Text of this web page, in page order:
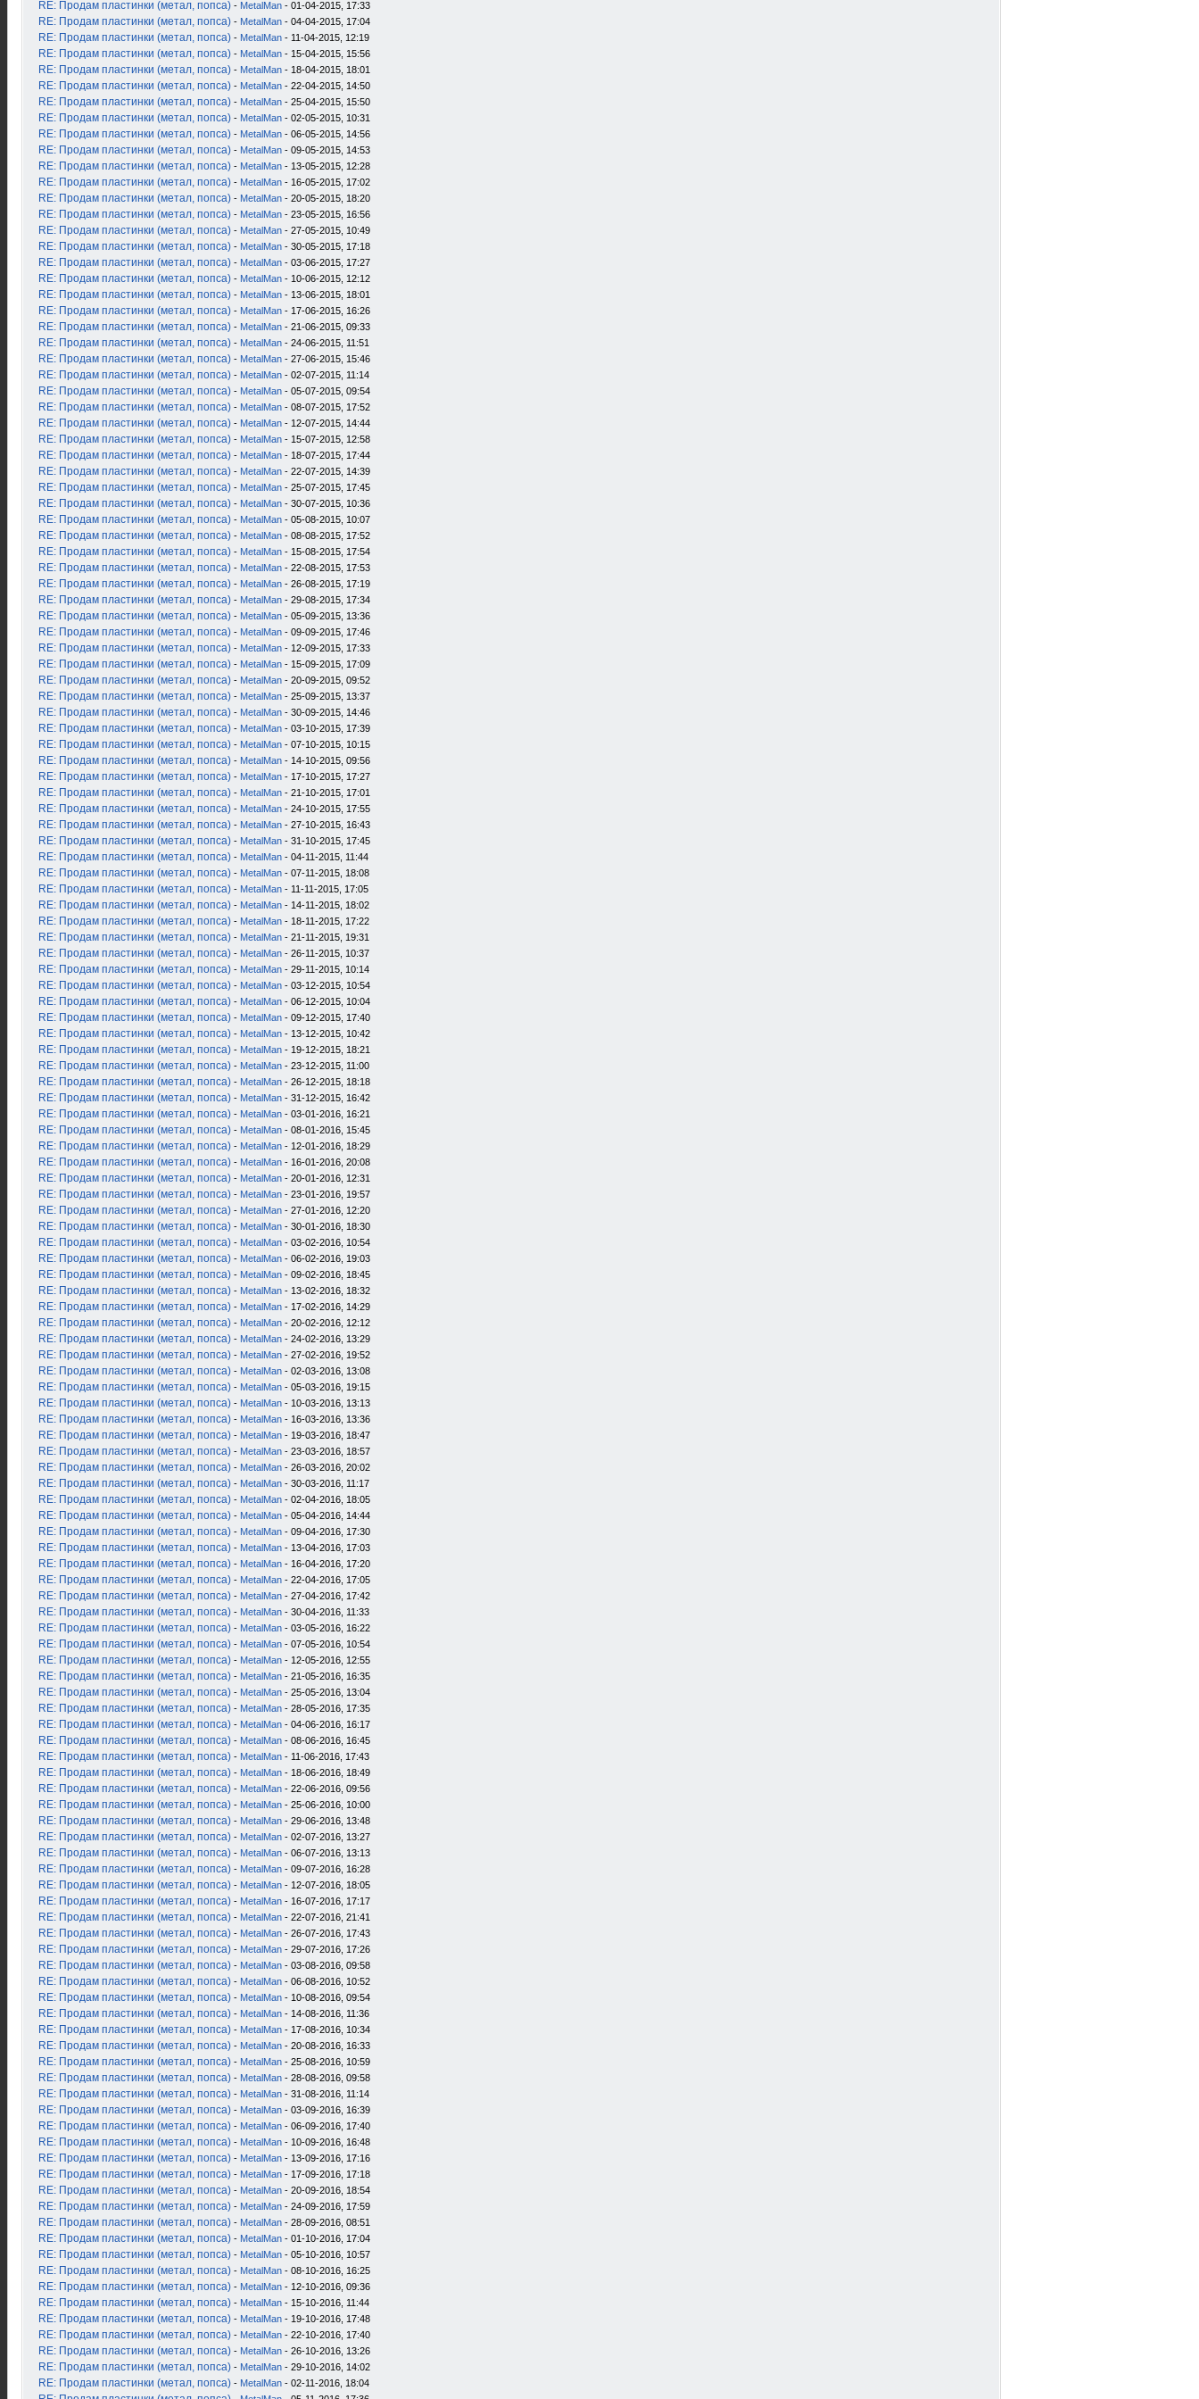
RE: Продам пластинки (метал, попса) - MetalMan - 01-04-2015, 17:33
RE: Продам пластинки (метал, попса) - MetalMan - 04-04-2015, 17:04
RE: Продам пластинки (метал, попса) - MetalMan - 11-04-2015, 12:19
RE: Продам пластинки (метал, попса) - MetalMan - 15-04-2015, 15:56
RE: Продам пластинки (метал, попса) - MetalMan - 18-04-2015, 18:01
RE: Продам пластинки (метал, попса) - MetalMan - 22-04-2015, 14:50
RE: Продам пластинки (метал, попса) - MetalMan - 25-04-2015, 15:50
RE: Продам пластинки (метал, попса) - MetalMan - 02-05-2015, 10:31
RE: Продам пластинки (метал, попса) - MetalMan - 06-05-2015, 14:56
RE: Продам пластинки (метал, попса) - MetalMan - 09-05-2015, 14:53
RE: Продам пластинки (метал, попса) - MetalMan - 13-05-2015, 12:28
RE: Продам пластинки (метал, попса) - MetalMan - 16-05-2015, 17:02
RE: Продам пластинки (метал, попса) - MetalMan - 20-05-2015, 18:20
RE: Продам пластинки (метал, попса) - MetalMan - 23-05-2015, 16:56
RE: Продам пластинки (метал, попса) - MetalMan - 27-05-2015, 10:49
RE: Продам пластинки (метал, попса) - MetalMan - 30-05-2015, 17:18
RE: Продам пластинки (метал, попса) - MetalMan - 03-06-2015, 17:27
RE: Продам пластинки (метал, попса) - MetalMan - 10-06-2015, 12:12
RE: Продам пластинки (метал, попса) - MetalMan - 13-06-2015, 18:01
RE: Продам пластинки (метал, попса) - MetalMan - 17-06-2015, 16:26
RE: Продам пластинки (метал, попса) - MetalMan - 21-06-2015, 09:33
RE: Продам пластинки (метал, попса) - MetalMan - 24-06-2015, 11:51
RE: Продам пластинки (метал, попса) - MetalMan - 27-06-2015, 15:46
RE: Продам пластинки (метал, попса) - MetalMan - 02-07-2015, 11:14
RE: Продам пластинки (метал, попса) - MetalMan - 05-07-2015, 09:54
RE: Продам пластинки (метал, попса) - MetalMan - 08-07-2015, 17:52
RE: Продам пластинки (метал, попса) - MetalMan - 12-07-2015, 14:44
RE: Продам пластинки (метал, попса) - MetalMan - 15-07-2015, 12:58
RE: Продам пластинки (метал, попса) - MetalMan - 18-07-2015, 17:44
RE: Продам пластинки (метал, попса) - MetalMan - 22-07-2015, 14:39
RE: Продам пластинки (метал, попса) - MetalMan - 25-07-2015, 17:45
RE: Продам пластинки (метал, попса) - MetalMan - 30-07-2015, 10:36
RE: Продам пластинки (метал, попса) - MetalMan - 05-08-2015, 10:07
RE: Продам пластинки (метал, попса) - MetalMan - 08-08-2015, 17:52
RE: Продам пластинки (метал, попса) - MetalMan - 15-08-2015, 17:54
RE: Продам пластинки (метал, попса) - MetalMan - 22-08-2015, 17:53
RE: Продам пластинки (метал, попса) - MetalMan - 26-08-2015, 17:19
RE: Продам пластинки (метал, попса) - MetalMan - 29-08-2015, 17:34
RE: Продам пластинки (метал, попса) - MetalMan - 05-09-2015, 13:36
RE: Продам пластинки (метал, попса) - MetalMan - 09-09-2015, 17:46
RE: Продам пластинки (метал, попса) - MetalMan - 12-09-2015, 17:33
RE: Продам пластинки (метал, попса) - MetalMan - 15-09-2015, 17:09
RE: Продам пластинки (метал, попса) - MetalMan - 20-09-2015, 09:52
RE: Продам пластинки (метал, попса) - MetalMan - 25-09-2015, 13:37
RE: Продам пластинки (метал, попса) - MetalMan - 30-09-2015, 14:46
RE: Продам пластинки (метал, попса) - MetalMan - 03-10-2015, 17:39
RE: Продам пластинки (метал, попса) - MetalMan - 07-10-2015, 10:15
RE: Продам пластинки (метал, попса) - MetalMan - 14-10-2015, 09:56
RE: Продам пластинки (метал, попса) - MetalMan - 17-10-2015, 17:27
RE: Продам пластинки (метал, попса) - MetalMan - 21-10-2015, 17:01
RE: Продам пластинки (метал, попса) - MetalMan - 24-10-2015, 17:55
RE: Продам пластинки (метал, попса) - MetalMan - 27-10-2015, 16:43
RE: Продам пластинки (метал, попса) - MetalMan - 31-10-2015, 17:45
RE: Продам пластинки (метал, попса) - MetalMan - 04-11-2015, 11:44
RE: Продам пластинки (метал, попса) - MetalMan - 07-11-2015, 18:08
RE: Продам пластинки (метал, попса) - MetalMan - 11-11-2015, 17:05
RE: Продам пластинки (метал, попса) - MetalMan - 14-11-2015, 18:02
RE: Продам пластинки (метал, попса) - MetalMan - 18-11-2015, 17:22
RE: Продам пластинки (метал, попса) - MetalMan - 21-11-2015, 19:31
RE: Продам пластинки (метал, попса) - MetalMan - 26-11-2015, 10:37
RE: Продам пластинки (метал, попса) - MetalMan - 29-11-2015, 10:14
RE: Продам пластинки (метал, попса) - MetalMan - 03-12-2015, 10:54
RE: Продам пластинки (метал, попса) - MetalMan - 06-12-2015, 10:04
RE: Продам пластинки (метал, попса) - MetalMan - 09-12-2015, 17:40
RE: Продам пластинки (метал, попса) - MetalMan - 13-12-2015, 10:42
RE: Продам пластинки (метал, попса) - MetalMan - 19-12-2015, 18:21
RE: Продам пластинки (метал, попса) - MetalMan - 23-12-2015, 11:00
RE: Продам пластинки (метал, попса) - MetalMan - 26-12-2015, 18:18
RE: Продам пластинки (метал, попса) - MetalMan - 31-12-2015, 16:42
RE: Продам пластинки (метал, попса) - MetalMan - 03-01-2016, 16:21
RE: Продам пластинки (метал, попса) - MetalMan - 08-01-2016, 15:45
RE: Продам пластинки (метал, попса) - MetalMan - 12-01-2016, 18:29
RE: Продам пластинки (метал, попса) - MetalMan - 16-01-2016, 20:08
RE: Продам пластинки (метал, попса) - MetalMan - 20-01-2016, 12:31
RE: Продам пластинки (метал, попса) - MetalMan - 23-01-2016, 19:57
RE: Продам пластинки (метал, попса) - MetalMan - 27-01-2016, 12:20
RE: Продам пластинки (метал, попса) - MetalMan - 30-01-2016, 18:30
RE: Продам пластинки (метал, попса) - MetalMan - 03-02-2016, 10:54
RE: Продам пластинки (метал, попса) - MetalMan - 06-02-2016, 19:03
RE: Продам пластинки (метал, попса) - MetalMan - 09-02-2016, 18:45
RE: Продам пластинки (метал, попса) - MetalMan - 13-02-2016, 18:32
RE: Продам пластинки (метал, попса) - MetalMan - 17-02-2016, 14:29
RE: Продам пластинки (метал, попса) - MetalMan - 20-02-2016, 12:12
RE: Продам пластинки (метал, попса) - MetalMan - 24-02-2016, 13:29
RE: Продам пластинки (метал, попса) - MetalMan - 27-02-2016, 19:52
RE: Продам пластинки (метал, попса) - MetalMan - 02-03-2016, 13:08
RE: Продам пластинки (метал, попса) - MetalMan - 05-03-2016, 19:15
RE: Продам пластинки (метал, попса) - MetalMan - 10-03-2016, 13:13
RE: Продам пластинки (метал, попса) - MetalMan - 16-03-2016, 13:36
RE: Продам пластинки (метал, попса) - MetalMan - 19-03-2016, 18:47
RE: Продам пластинки (метал, попса) - MetalMan - 23-03-2016, 18:57
RE: Продам пластинки (метал, попса) - MetalMan - 26-03-2016, 20:02
RE: Продам пластинки (метал, попса) - MetalMan - 30-03-2016, 11:17
RE: Продам пластинки (метал, попса) - MetalMan - 02-04-2016, 18:05
RE: Продам пластинки (метал, попса) - MetalMan - 05-04-2016, 14:44
RE: Продам пластинки (метал, попса) - MetalMan - 09-04-2016, 17:30
RE: Продам пластинки (метал, попса) - MetalMan - 13-04-2016, 17:03
RE: Продам пластинки (метал, попса) - MetalMan - 16-04-2016, 17:20
RE: Продам пластинки (метал, попса) - MetalMan - 22-04-2016, 17:05
RE: Продам пластинки (метал, попса) - MetalMan - 27-04-2016, 17:42
RE: Продам пластинки (метал, попса) - MetalMan - 30-04-2016, 11:33
RE: Продам пластинки (метал, попса) - MetalMan - 03-05-2016, 16:22
RE: Продам пластинки (метал, попса) - MetalMan - 07-05-2016, 10:54
RE: Продам пластинки (метал, попса) - MetalMan - 12-05-2016, 12:55
RE: Продам пластинки (метал, попса) - MetalMan - 21-05-2016, 16:35
RE: Продам пластинки (метал, попса) - MetalMan - 25-05-2016, 13:04
RE: Продам пластинки (метал, попса) - MetalMan - 28-05-2016, 17:35
RE: Продам пластинки (метал, попса) - MetalMan - 04-06-2016, 16:17
RE: Продам пластинки (метал, попса) - MetalMan - 08-06-2016, 16:45
RE: Продам пластинки (метал, попса) - MetalMan - 11-06-2016, 17:43
RE: Продам пластинки (метал, попса) - MetalMan - 18-06-2016, 18:49
RE: Продам пластинки (метал, попса) - MetalMan - 22-06-2016, 09:56
RE: Продам пластинки (метал, попса) - MetalMan - 25-06-2016, 10:00
RE: Продам пластинки (метал, попса) - MetalMan - 29-06-2016, 13:48
RE: Продам пластинки (метал, попса) - MetalMan - 02-07-2016, 13:27
RE: Продам пластинки (метал, попса) - MetalMan - 06-07-2016, 13:13
RE: Продам пластинки (метал, попса) - MetalMan - 09-07-2016, 16:28
RE: Продам пластинки (метал, попса) - MetalMan - 12-07-2016, 18:05
RE: Продам пластинки (метал, попса) - MetalMan - 16-07-2016, 17:17
RE: Продам пластинки (метал, попса) - MetalMan - 22-07-2016, 21:41
RE: Продам пластинки (метал, попса) - MetalMan - 26-07-2016, 17:43
RE: Продам пластинки (метал, попса) - MetalMan - 29-07-2016, 17:26
RE: Продам пластинки (метал, попса) - MetalMan - 03-08-2016, 09:58
RE: Продам пластинки (метал, попса) - MetalMan - 06-08-2016, 10:52
RE: Продам пластинки (метал, попса) - MetalMan - 10-08-2016, 09:54
RE: Продам пластинки (метал, попса) - MetalMan - 14-08-2016, 11:36
RE: Продам пластинки (метал, попса) - MetalMan - 17-08-2016, 10:34
RE: Продам пластинки (метал, попса) - MetalMan - 20-08-2016, 16:33
RE: Продам пластинки (метал, попса) - MetalMan - 25-08-2016, 10:59
RE: Продам пластинки (метал, попса) - MetalMan - 28-08-2016, 09:58
RE: Продам пластинки (метал, попса) - MetalMan - 31-08-2016, 11:14
RE: Продам пластинки (метал, попса) - MetalMan - 03-09-2016, 16:39
RE: Продам пластинки (метал, попса) - MetalMan - 06-09-2016, 17:40
RE: Продам пластинки (метал, попса) - MetalMan - 10-09-2016, 16:48
RE: Продам пластинки (метал, попса) - MetalMan - 13-09-2016, 17:16
RE: Продам пластинки (метал, попса) - MetalMan - 17-09-2016, 17:18
RE: Продам пластинки (метал, попса) - MetalMan - 20-09-2016, 18:54
RE: Продам пластинки (метал, попса) - MetalMan - 24-09-2016, 17:59
RE: Продам пластинки (метал, попса) - MetalMan - 28-09-2016, 08:51
RE: Продам пластинки (метал, попса) - MetalMan - 01-10-2016, 17:04
RE: Продам пластинки (метал, попса) - MetalMan - 05-10-2016, 10:57
RE: Продам пластинки (метал, попса) - MetalMan - 08-10-2016, 16:25
RE: Продам пластинки (метал, попса) - MetalMan - 12-10-2016, 09:36
RE: Продам пластинки (метал, попса) - MetalMan - 15-10-2016, 11:44
RE: Продам пластинки (метал, попса) - MetalMan - 19-10-2016, 17:48
RE: Продам пластинки (метал, попса) - MetalMan - 22-10-2016, 17:40
RE: Продам пластинки (метал, попса) - MetalMan - 26-10-2016, 13:26
RE: Продам пластинки (метал, попса) - MetalMan - 29-10-2016, 14:02
RE: Продам пластинки (метал, попса) - MetalMan - 02-11-2016, 18:04